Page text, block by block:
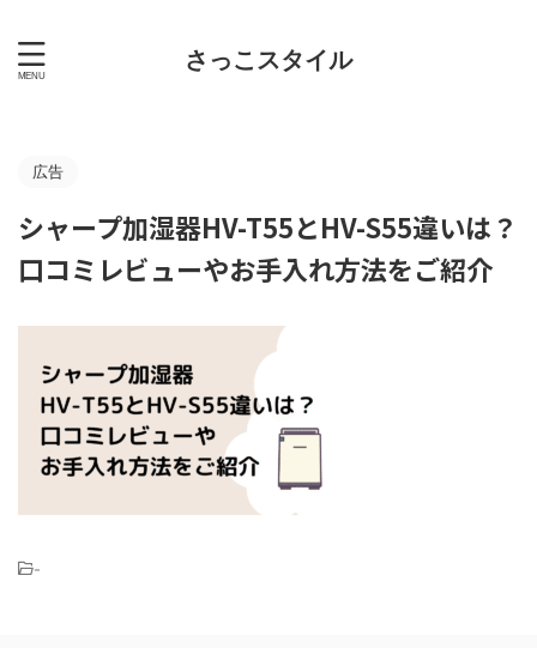
さっこスタイル
広告
シャープ加湿器HV-T55とHV-S55違いは？
口コミレビューやお手入れ方法をご紹介
-